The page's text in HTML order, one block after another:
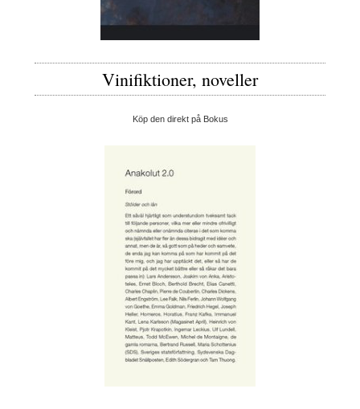
Vinifiktioner, noveller
Köp den direkt på Bokus